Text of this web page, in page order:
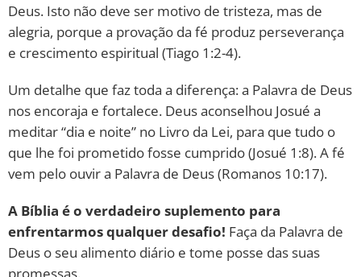
Deus. Isto não deve ser motivo de tristeza, mas de
alegria, porque a provação da fé produz perseverança
e crescimento espiritual (Tiago 1:2-4).
Um detalhe que faz toda a diferença: a Palavra de Deus
nos encoraja e fortalece. Deus aconselhou Josué a
meditar “dia e noite” no Livro da Lei, para que tudo o
que lhe foi prometido fosse cumprido (Josué 1:8). A fé
vem pelo ouvir a Palavra de Deus (Romanos 10:17).
A Bíblia é o verdadeiro suplemento para
enfrentarmos qualquer desafio! Faça da Palavra de
Deus o seu alimento diário e tome posse das suas
promessas.